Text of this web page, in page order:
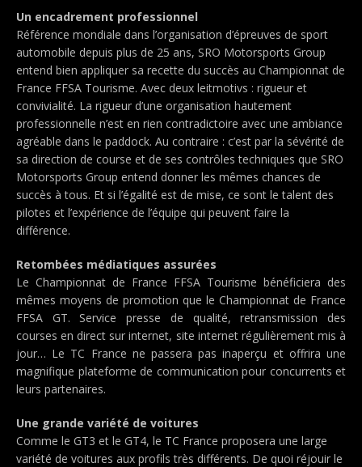
Un encadrement professionnel
Référence mondiale dans l’organisation d’épreuves de sport
automobile depuis plus de 25 ans, SRO Motorsports Group
entend bien appliquer sa recette du succès au Championnat de
France FFSA Tourisme. Avec deux leitmotivs : rigueur et
convivialité. La rigueur d’une organisation hautement
professionnelle n’est en rien contradictoire avec une ambiance
agréable dans le paddock. Au contraire : c’est par la sévérité de
sa direction de course et de ses contrôles techniques que SRO
Motorsports Group entend donner les mêmes chances de
succès à tous. Et si l’égalité est de mise, ce sont le talent des
pilotes et l’expérience de l’équipe qui peuvent faire la
différence.
Retombées médiatiques assurées
Le Championnat de France FFSA Tourisme bénéficiera des
mêmes moyens de promotion que le Championnat de France
FFSA GT. Service presse de qualité, retransmission des
courses en direct sur internet, site internet régulièrement mis à
jour… Le TC France ne passera pas inaperçu et offrira une
magnifique plateforme de communication pour concurrents et
leurs partenaires.
Une grande variété de voitures
Comme le GT3 et le GT4, le TC France proposera une large
variété de voitures aux profils très différents. De quoi réjouir le